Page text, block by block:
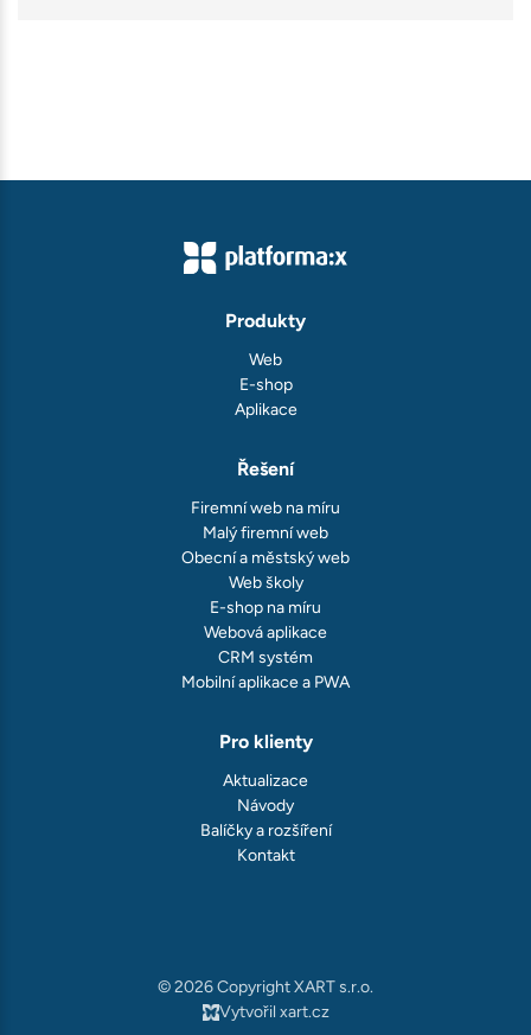
Produkty
Web
E-shop
Aplikace
Řešení
Firemní web na míru
Malý firemní web
Obecní a městský web
Web školy
E-shop na míru
Webová aplikace
CRM systém
Mobilní aplikace a PWA
Pro klienty
Aktualizace
Návody
Balíčky a rozšíření
Kontakt
© 2026 Copyright XART s.r.o.
Vytvořil xart.cz